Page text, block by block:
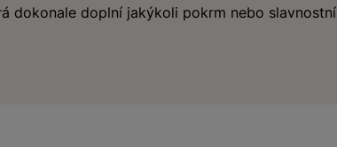
dokonale doplní jakýkoli pokrm nebo slavnostní